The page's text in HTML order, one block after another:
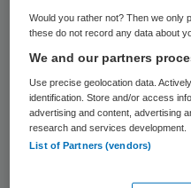
Patiënten komen
spreekkamer binnen
Would you rather not? Then we only
these do not record any data about
We and our partners
Use precise geolocation data.
identification. Store and/or access
advertising and content, advertising
research and services development.
List of Partners (vendors)